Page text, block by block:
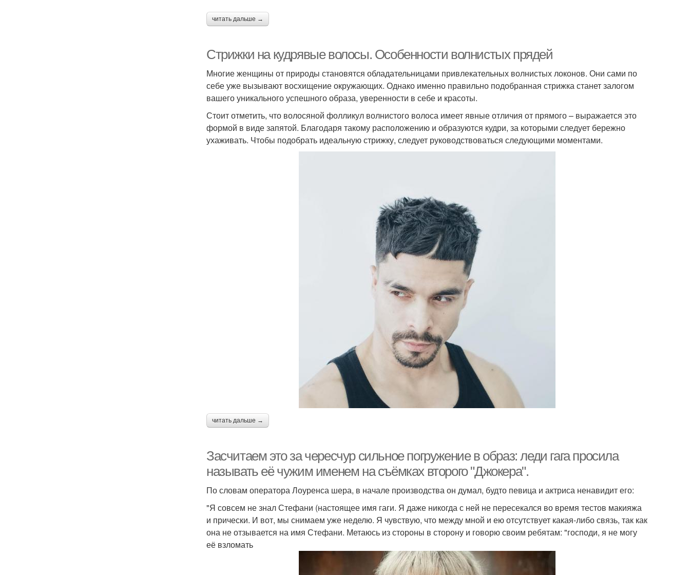
читать дальше →
Стрижки на кудрявые волосы. Особенности волнистых прядей
Многие женщины от природы становятся обладательницами привлекательных волнистых локонов. Они сами по
себе уже вызывают восхищение окружающих. Однако именно правильно подобранная стрижка станет залогом
вашего уникального успешного образа, уверенности в себе и красоты.
Стоит отметить, что волосяной фолликул волнистого волоса имеет явные отличия от прямого – выражается это
формой в виде запятой. Благодаря такому расположению и образуются кудри, за которыми следует бережно
ухаживать. Чтобы подобрать идеальную стрижку, следует руководствоваться следующими моментами.
читать дальше →
Засчитаем это за чересчур сильное погружение в образ: леди гага просила
называть её чужим именем на съёмках второго "Джокера".
По словам оператора Лоуренса шера, в начале производства он думал, будто певица и актриса ненавидит его:
"Я совсем не знал Стефани (настоящее имя гаги. Я даже никогда с ней не пересекался во время тестов макияжа
и прически. И вот, мы снимаем уже неделю. Я чувствую, что между мной и ею отсутствует какая-либо связь, так как
она не отзывается на имя Стефани. Метаюсь из стороны в сторону и говорю своим ребятам: "господи, я не могу
её взломать